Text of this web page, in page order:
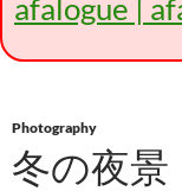
afalogue |
Photography
冬の夜景